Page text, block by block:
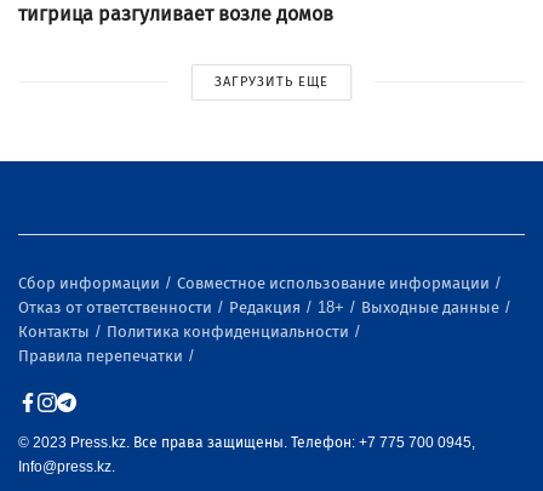
тигрица разгуливает возле домов
ЗАГРУЗИТЬ ЕЩЕ
Сбор информации
Совместное использование информации
Отказ от ответственности
Редакция 18+
Выходные данные
Контакты
Политика конфиденциальности
Правила перепечатки
© 2023 Press.kz. Все права защищены. Телефон: +7 775 700 0945,
Info@press.kz.